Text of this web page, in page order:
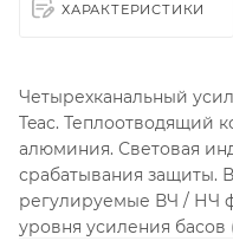
ХАРАКТЕРИСТИКИ
Четырехканальный
Teac. Теплоотводящий
алюминия. Световая
срабатывания защиты.
регулируемые ВЧ / НЧ
уровня усиления басов